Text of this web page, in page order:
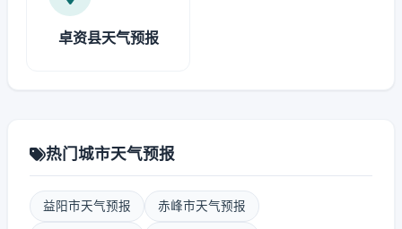
卓资县天气预报
热门城市天气预报
益阳市天气预报 赤峰市天气预报